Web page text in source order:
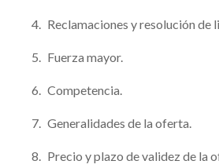
4. Reclamaciones y resolución de
5. Fuerza mayor.
6. Competencia.
7. Generalidades de la oferta.
8. Precio y plazo de validez de la